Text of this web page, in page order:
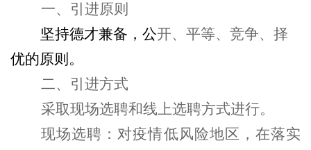
一、引进原则
坚持德才兼备，公开、平等、竞争、择
优的原则。
二、引进方式
采取现场选聘和线上选聘方式进行。
现场选聘：对疫情低风险地区，在落实